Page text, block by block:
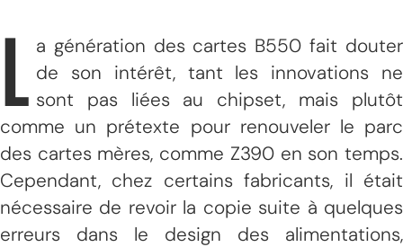
L
a génération des cartes B550 fait douter
de son intérêt, tant les innovations ne
sont pas liées au chipset, mais plutôt
comme un prétexte pour renouveler le parc
des cartes mères, comme Z390 en son temps.
Cependant, chez certains fabricants, il était
nécessaire de revoir la copie suite à quelques
erreurs dans le design des alimentations,